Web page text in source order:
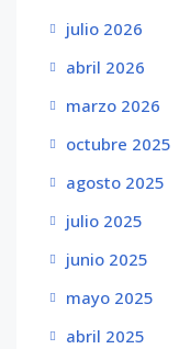
julio 2026
abril 2026
marzo 2026
octubre 2025
agosto 2025
julio 2025
junio 2025
mayo 2025
abril 2025